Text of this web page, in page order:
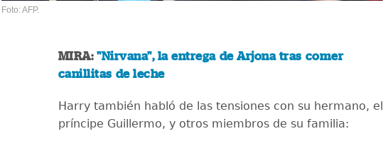
Foto: AFP.
MIRA:"Nirvana", la entrega de Arjona tras comer
canillitas de leche
Harry también habló de las tensiones con su hermano, el
príncipe Guillermo, y otros miembros de su familia: